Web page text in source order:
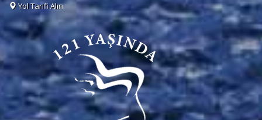
Yol Tarifi Alın